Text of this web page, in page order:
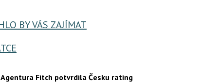
BY VÁS ZAJÍMAT
Agentura Fitch potvrdila Česku rating